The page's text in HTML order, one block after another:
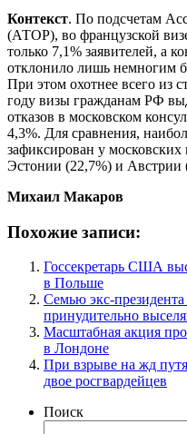
Контекст. По подсчетам
(АТОР), во французской
только 7,1% заявителей, а
отклонило лишь немногим
При этом охотнее всего из
году визы гражданам РФ
отказов в московском
4,3%. Для сравнения,
зафиксирован у
Эстонии (22,7%) и Австрии
Михаил Макаров
Похожие записи:
Госсекретарь США
в Польше
Семью экс-
принудительно
Масштабная акция
в Лондоне
При взрыве на жд
двое росгвардейцев
Поиск